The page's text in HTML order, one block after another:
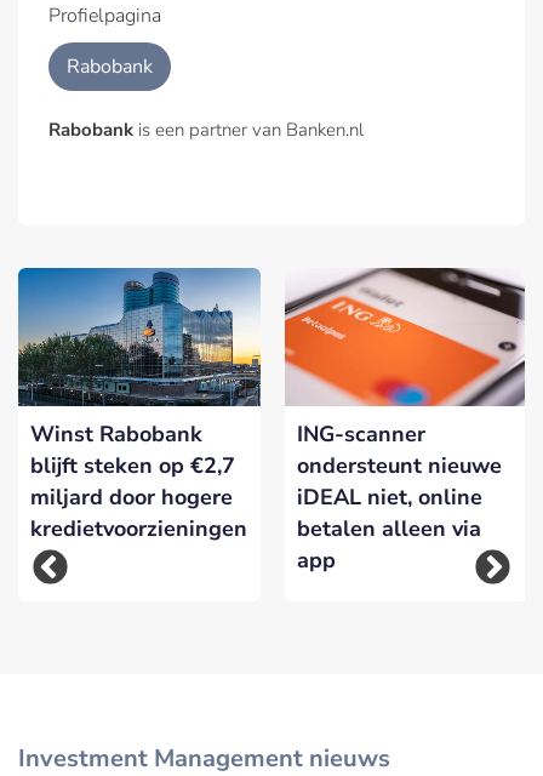
Profielpagina
Rabobank
Rabobank is een partner van Banken.nl
Winst Rabobank
blijft steken op €2,7
miljard door hogere
kredietvoorzieningen
ING-scanner
ondersteunt nieuwe
iDEAL niet, online
betalen alleen via
app
Investment Management nieuws